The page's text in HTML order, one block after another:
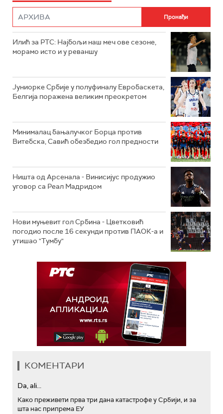
Илић за РТС: Најбољи наш меч ове сезоне,
морамо исто и у реваншу
Јуниорке Србије у полуфиналу Евробаскета,
Белгија поражена великим преокретом
Минималац бањалучког Борца против
Витебска, Савић обезбедио гол предности
Ништа од Арсенала - Винисијус продужио
уговор са Реал Мадридом
Нови муњевит гол Србина - Цветковић
погодио после 16 секунди против ПАОК-а и
утишао "Тумбу"
КОМЕНТАРИ
Da, ali...
Како преживети прва три дана катастрофе у Србији, и за
шта нас припрема ЕУ